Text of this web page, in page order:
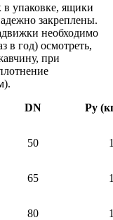
в упаковке, ящики
закреплены.
необходимо
в год) осмотреть,
при
DN Ру
50
65
80